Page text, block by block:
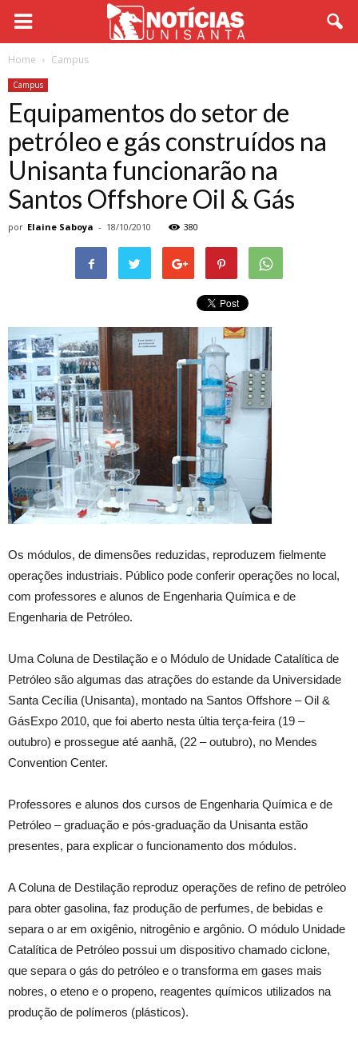
Home Campus
Campus
Equipamentos do setor de
petróleo e gás construídos na
Unisanta funcionarão na
Santos Offshore Oil & Gás
por Elaine Saboya - 18/10/2010 380
Os módulos, de dimensões reduzidas, reproduzem fielmente
operações industriais. Público pode conferir operações no local,
com professores e alunos de Engenharia Química e de
Engenharia de Petróleo.
Uma Coluna de Destilação e o Módulo de Unidade Catalítica de
Petróleo são algumas das atrações do estande da Universidade
Santa Cecília (Unisanta), montado na Santos Offshore – Oil &
GásExpo 2010, que foi aberto nesta últia terça-feira (19 –
outubro) e prossegue até aanhã, (22 – outubro), no Mendes
Convention Center.
Professores e alunos dos cursos de Engenharia Química e de
Petróleo – graduação e pós-graduação da Unisanta estão
presentes, para explicar o funcionamento dos módulos.
A Coluna de Destilação reproduz operações de refino de petróleo
para obter gasolina, faz produção de perfumes, de bebidas e
separa o ar em oxigênio, nitrogênio e argônio. O módulo Unidade
Catalítica de Petróleo possui um dispositivo chamado ciclone,
que separa o gás do petróleo e o transforma em gases mais
nobres, o eteno e o propeno, reagentes químicos utilizados na
produção de polímeros (plásticos).